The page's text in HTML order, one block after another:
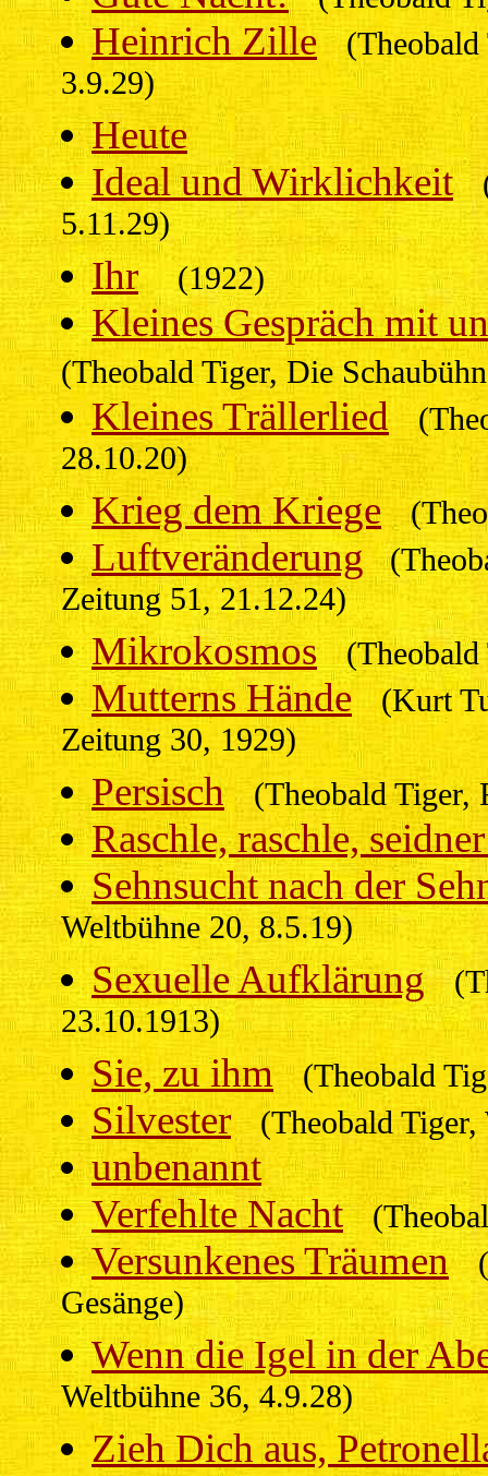
Heinrich Zille
3.9.29)
Heute
Ideal und Wirklichkeit
5.11.29)
Ihr
(1922)
Kleines Gespräch mit
(Theobald Tiger, Die
Kleines Trällerlied
28.10.20)
Krieg dem Kriege
Luftveränderung
Zeitung 51, 21.12.24)
Mikrokosmos
Mutterns Hände (Kurt
Zeitung 30, 1929)
Persisch
(Theobald Tiger,
Raschle, raschle,
Sehnsucht nach der
Weltbühne 20, 8.5.19)
Sexuelle Aufklärung
23.10.1913)
Sie, zu ihm
(Theobald
Silvester (Theobald
unbenannt
Verfehlte Nacht
Versunkenes Träumen
Gesänge)
Wenn die Igel in der
Weltbühne 36, 4.9.28)
Zieh Dich aus,